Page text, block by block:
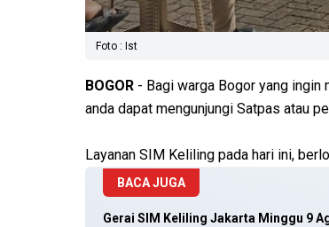
Foto : Ist
BOGOR - Bagi warga Bogor yang ingin
anda dapat mengunjungi Satpas atau
Layanan SIM Keliling pada hari ini,
BACA JUGA
Gerai SIM Keliling Jakarta Minggu 9